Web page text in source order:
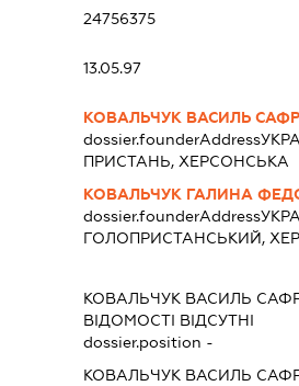
24756375
13.05.97
КОВАЛЬЧУК ВАСИЛЬ
dossier.founderAddress
ПРИСТАНЬ, ХЕРСОНСЬКА
КОВАЛЬЧУК ГАЛИНА
dossier.founderAddress
ГОЛОПРИСТАНСЬКИЙ,
КОВАЛЬЧУК ВАСИЛЬ
ВІДОМОСТІ ВІДСУТНІ
dossier.position -
КОВАЛЬЧУК ВАСИЛЬ